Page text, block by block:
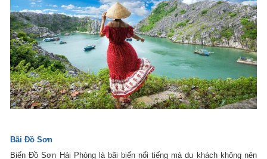
Bãi Đồ Sơn
Biển Đồ Sơn Hải Phòng là bãi biển nổi tiếng mà du khách không nên